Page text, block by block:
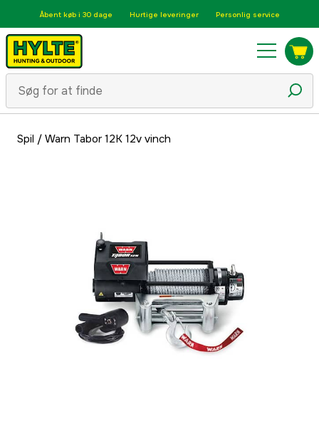
Åbent køb i 30 dage Hurtige leveringer Personlig service
Spil / Warn Tabor 12K 12v vinch